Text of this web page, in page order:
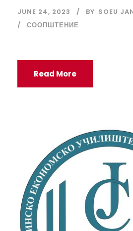
JUNE 24, 2023 BY SOEU
СООПШТЕНИЕ
Read More